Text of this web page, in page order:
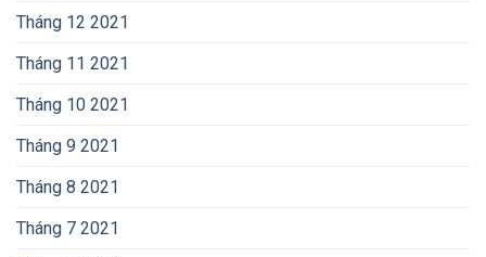
Tháng 12 2021
Tháng 11 2021
Tháng 10 2021
Tháng 9 2021
Tháng 8 2021
Tháng 7 2021